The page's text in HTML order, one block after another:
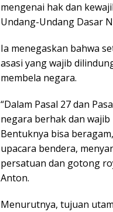
mengenai hak dan
Undang-Undang Dasar
Ia menegaskan bahwa
asasi yang wajib
membela negara.
“Dalam Pasal 27 dan
negara berhak dan
Bentuknya bisa
upacara bendera,
persatuan dan gotong
Anton.
Menurutnya, tujuan